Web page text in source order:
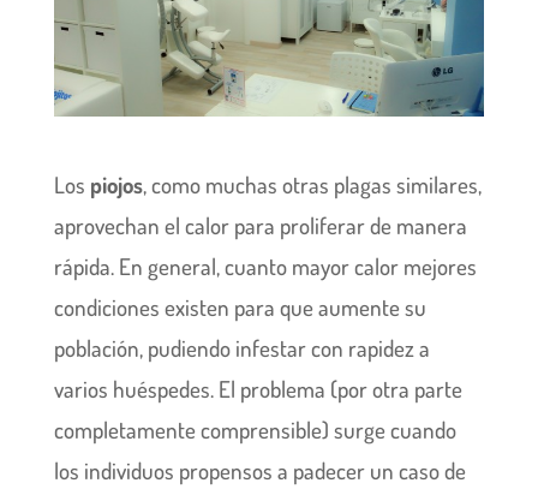
Los piojos, como muchas otras plagas similares,
aprovechan el calor para proliferar de manera
rápida. En general, cuanto mayor calor mejores
condiciones existen para que aumente su
población, pudiendo infestar con rapidez a
varios huéspedes. El problema (por otra parte
completamente comprensible) surge cuando
los individuos propensos a padecer un caso de